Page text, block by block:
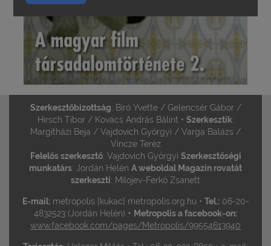
Szerkesztőbizottság: Bíró Yvette / Gelencsér Gábor /
Hirsch Tibor / Kovács András Bálint • Szerkesztik:
Margitházi Beja / Vajdovich Györgyi / Varga Balázs /
Vincze Teréz
Felelős szerkesztő: Vajdovich Györgyi Szerkesztőségi
munkatárs: Jordán Helén A weboldal Magazin rovatát
szerkeszti: Milojev-Ferkó Zsanett
E-mail:metropolis [kukac] metropolis.org.hu • Tel.:06-20-
4832523 (Jordán Helén) • Metropolis a facebook-on:
www.facebook.com/pages/Metropolis/99554613940